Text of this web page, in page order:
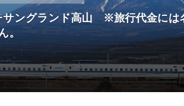
ングランド高山 ※旅行代金には
。